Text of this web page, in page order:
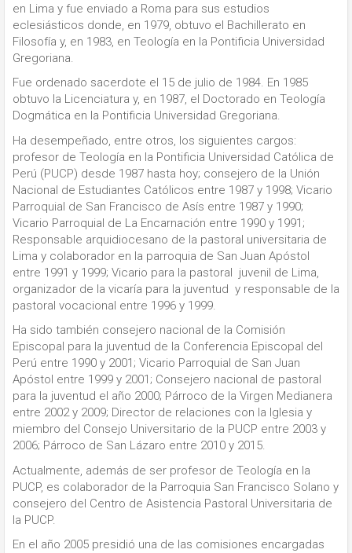
en Lima y ​​fue enviado a Roma para sus estudios
eclesiásticos donde, en 1979, obtuvo el Bachillerato en
Filosofía y, en 1983, en Teología en la Pontificia Universidad
Gregoriana.
Fue ordenado sacerdote el 15 de julio de 1984. En 1985
obtuvo la Licenciatura y, en 1987, el Doctorado en Teología
Dogmática en la Pontificia Universidad Gregoriana.
Ha desempeñado, entre otros, los siguientes cargos:
profesor de Teología en la Pontificia Universidad Católica de
Perú (PUCP) desde 1987 hasta hoy; consejero de la Unión
Nacional de Estudiantes Católicos entre 1987 y 1998; Vicario
Parroquial de San Francisco de Asís entre 1987 y 1990;
Vicario Parroquial de La Encarnación entre 1990 y 1991;
Responsable arquidiocesano de la pastoral universitaria de
Lima y colaborador en la parroquia de San Juan Apóstol
entre 1991 y 1999; Vicario para la pastoral juvenil de Lima,
organizador de la vicaría para la juventud y responsable de la
pastoral vocacional entre 1996 y 1999.
Ha sido también consejero nacional de la Comisión
Episcopal para la juventud de la Conferencia Episcopal del
Perú entre 1990 y 2001; Vicario Parroquial de San Juan
Apóstol entre 1999 y 2001; Consejero nacional de pastoral
para la juventud el año 2000; Párroco de la Virgen Medianera
entre 2002 y 2009; Director de relaciones con la Iglesia y
miembro del Consejo Universitario de la PUCP entre 2003 y
2006; Párroco de San Lázaro entre 2010 y 2015.
Actualmente, además de ser profesor de Teología en la
PUCP, es colaborador de la Parroquia San Francisco Solano y
consejero del Centro de Asistencia Pastoral Universitaria de
la PUCP.
En el año 2005 presidió una de las comisiones encargadas